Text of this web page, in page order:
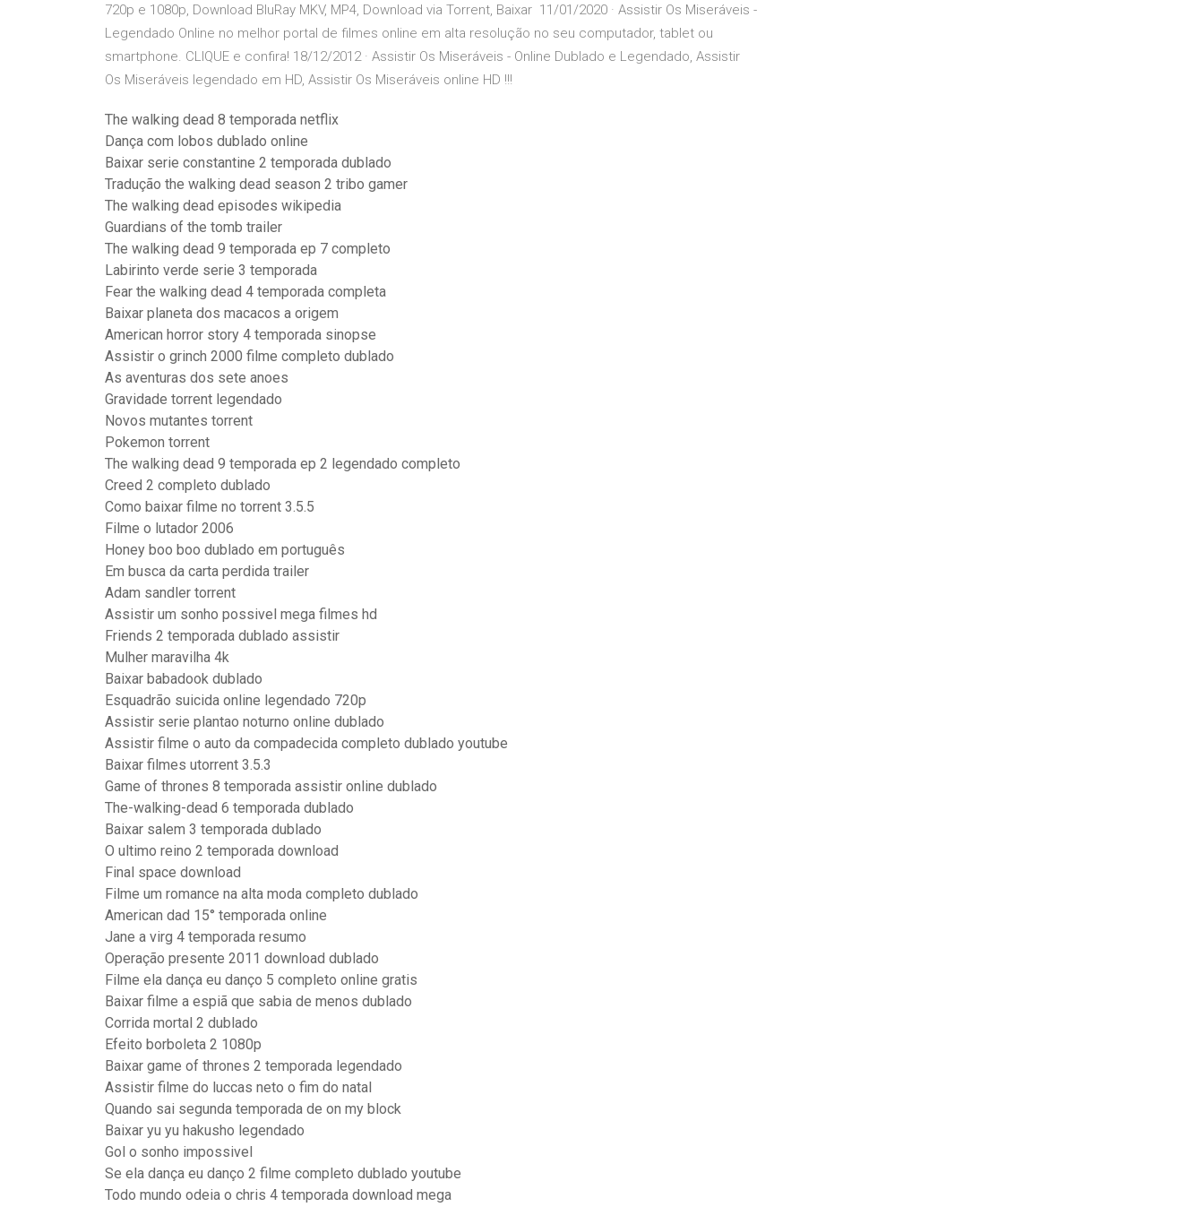
720p e 1080p, Download BluRay MKV, MP4, Download via Torrent, Baixar 11/01/2020 · Assistir Os Miseráveis -
Legendado Online no melhor portal de filmes online em alta resolução no seu computador, tablet ou
smartphone. CLIQUE e confira! 18/12/2012 · Assistir Os Miseráveis - Online Dublado e Legendado, Assistir
Os Miseráveis legendado em HD, Assistir Os Miseráveis online HD !!!
The walking dead 8 temporada netflix
Dança com lobos dublado online
Baixar serie constantine 2 temporada dublado
Tradução the walking dead season 2 tribo gamer
The walking dead episodes wikipedia
Guardians of the tomb trailer
The walking dead 9 temporada ep 7 completo
Labirinto verde serie 3 temporada
Fear the walking dead 4 temporada completa
Baixar planeta dos macacos a origem
American horror story 4 temporada sinopse
Assistir o grinch 2000 filme completo dublado
As aventuras dos sete anoes
Gravidade torrent legendado
Novos mutantes torrent
Pokemon torrent
The walking dead 9 temporada ep 2 legendado completo
Creed 2 completo dublado
Como baixar filme no torrent 3.5.5
Filme o lutador 2006
Honey boo boo dublado em português
Em busca da carta perdida trailer
Adam sandler torrent
Assistir um sonho possivel mega filmes hd
Friends 2 temporada dublado assistir
Mulher maravilha 4k
Baixar babadook dublado
Esquadrão suicida online legendado 720p
Assistir serie plantao noturno online dublado
Assistir filme o auto da compadecida completo dublado youtube
Baixar filmes utorrent 3.5.3
Game of thrones 8 temporada assistir online dublado
The-walking-dead 6 temporada dublado
Baixar salem 3 temporada dublado
O ultimo reino 2 temporada download
Final space download
Filme um romance na alta moda completo dublado
American dad 15° temporada online
Jane a virg 4 temporada resumo
Operação presente 2011 download dublado
Filme ela dança eu danço 5 completo online gratis
Baixar filme a espiã que sabia de menos dublado
Corrida mortal 2 dublado
Efeito borboleta 2 1080p
Baixar game of thrones 2 temporada legendado
Assistir filme do luccas neto o fim do natal
Quando sai segunda temporada de on my block
Baixar yu yu hakusho legendado
Gol o sonho impossivel
Se ela dança eu danço 2 filme completo dublado youtube
Todo mundo odeia o chris 4 temporada download mega